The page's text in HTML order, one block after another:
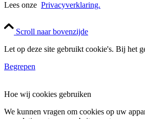
Lees onze Privacyverklaring.
Scroll naar bovenzijde
Let op deze site gebruikt cookie's. Bij het
Begrepen
Hoe wij cookies gebruiken
We kunnen vragen om cookies op uw